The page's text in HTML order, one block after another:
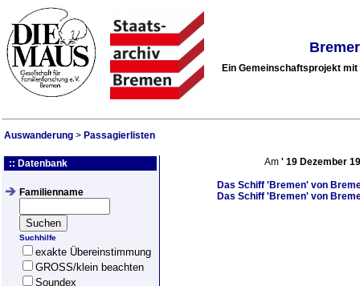
Ein Gemeinschaftsprojekt
Auswanderung > Passagierlisten
:: Datenbank
Familienname
Suchhilfe
exakte Übereinstimmung
GROSS/klein beachten
Soundex
Am ' 19 Dezember
Das Schiff 'Bremen'von
Das Schiff 'Bremen'von